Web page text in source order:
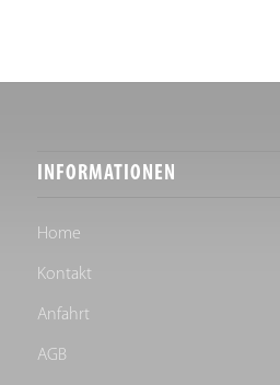
INFORMATIONEN
Home
Kontakt
Anfahrt
AGB